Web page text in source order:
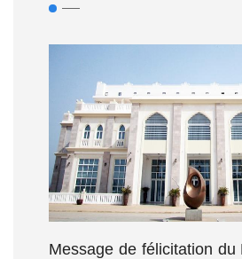
Message de félicitation du